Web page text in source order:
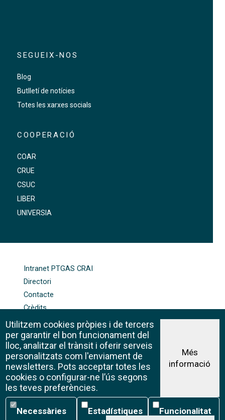
SEGUEIX-NOS
Blog
Butlletí de notícies
Totes les xarxes socials
COOPERACIÓ
COAR
CRUE
CSUC
LIBER
UNIVERSIA
Intranet PTGAS CRAI
Directori
Contacte
Crèdits
Mapa web
Política de galetes
Avís legal
©CRAI Universitat de Barcelona
Creative Commons 4.0
Utilitzem cookies pròpies i de tercers
per garantir el bon funcionament del
lloc, analitzar el trànsit i oferir serveis
personalitzats com l'enviament de
newsletters. Pots acceptar totes les
cookies o configurar-ne l’ús segons
les teves preferències.
Més
informació
Necessàries
Necessàries
Estadístiques
Estadístiques
Funcionalitat
Funcionalitat